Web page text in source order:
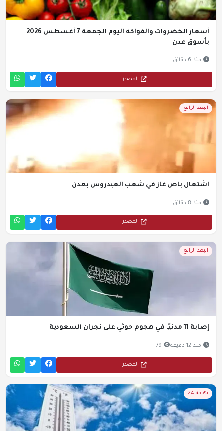
أسعار الخضروات والفواكه اليوم الجمعة 7 أغسطس 2026
بأسوق عدن
منذ 6 دقائق
المصدر
البعد الرابع
اشتعال باص غاز في شعب العيدروس بعدن
منذ 8 دقائق
المصدر
البعد الرابع
إصابة 11 مدنيًا في هجوم حوثي على نجران السعودية
منذ 12 دقيقة 79
المصدر
تهامة 24